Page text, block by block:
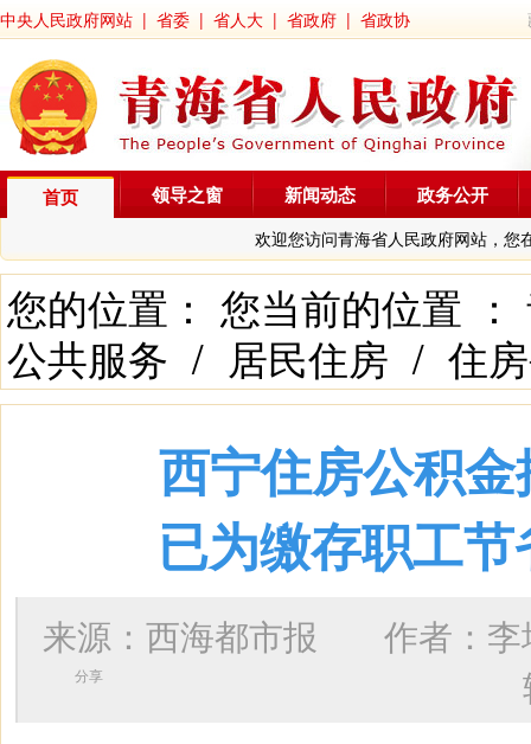
中央人民政府网站 | 省委 | 省人大 | 省政府 | 省政协
首页
欢迎您访问青海省人民政府网站，您
领导之窗 新闻动态 政务公开
您的位置： 您当前的位置 ：
公共服务 / 居民住房 / 住
西宁住房公积
已为缴存职工
来源：西海都市报 作者：
分享